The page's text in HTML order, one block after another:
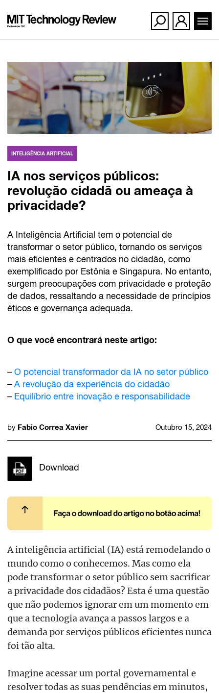
para
conteúdo
INTELIGÊNCIA ARTIFICIAL
IA nos serviços públicos:
revolução cidadã ou ameaça à
privacidade?
A Inteligência Artificial tem o potencial de
transformar o setor público, tornando os serviços
mais eficientes e centrados no cidadão, como
exemplificado por Estônia e Singapura. No entanto,
surgem preocupações com privacidade e proteção
de dados, ressaltando a necessidade de princípios
éticos e governança adequada.
O que você encontrará neste artigo:
– O potencial transformador da IA no setor público
– A revolução da experiência do cidadão
– Equilíbrio entre inovação e responsabilidade
by Fabio Correa Xavier Outubro 15, 2024
Download
A inteligência artificial (IA) está remodelando o
mundo como o conhecemos. Mas como ela
pode transformar o setor público sem sacrificar
a privacidade dos cidadãos? Esta é uma questão
que não podemos ignorar em um momento em
que a tecnologia avança a passos largos e a
demanda por serviços públicos eficientes nunca
foi tão alta.
Imagine acessar um portal governamental e
resolver todas as suas pendências em minutos,